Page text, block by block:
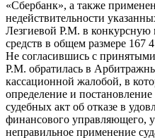
«Сбербанк», а также
недействительности
Лезгиевой Р.М. в конкурсную
средств в общем размере 167
Не согласившись с
Р.М. обратилась в
кассационной жалобой, в
определение и
судебных акт об отказе в
финансового управляющего,
неправильное применение